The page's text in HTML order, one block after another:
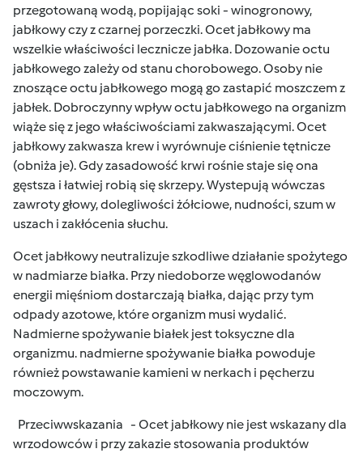
przegotowaną wodą, popijając soki - winogronowy,
jabłkowy czy z czarnej porzeczki. Ocet jabłkowy ma
wszelkie właściwości lecznicze jabłka. Dozowanie octu
jabłkowego zależy od stanu chorobowego. Osoby nie
znoszące octu jabłkowego mogą go zastapić moszczem z
jabłek. Dobroczynny wpływ octu jabłkowego na organizm
wiąże się z jego właściwościami zakwaszającymi. Ocet
jabłkowy zakwasza krew i wyrównuje ciśnienie tętnicze
(obniża je). Gdy zasadowość krwi rośnie staje się ona
gęstsza i łatwiej robią się skrzepy. Wystepują wówczas
zawroty głowy, dolegliwości żółciowe, nudności, szum w
uszach i zakłócenia słuchu.
Ocet jabłkowy neutralizuje szkodliwe działanie spożytego
w nadmiarze białka. Przy niedoborze węglowodanów
energii mięśniom dostarczają białka, dając przy tym
odpady azotowe, które organizm musi wydalić.
Nadmierne spożywanie białek jest toksyczne dla
organizmu. nadmierne spożywanie białka powoduje
również powstawanie kamieni w nerkach i pęcherzu
moczowym.
Przeciwwskazania - Ocet jabłkowy nie jest wskazany dla
wrzodowców i przy zakazie stosowania produktów